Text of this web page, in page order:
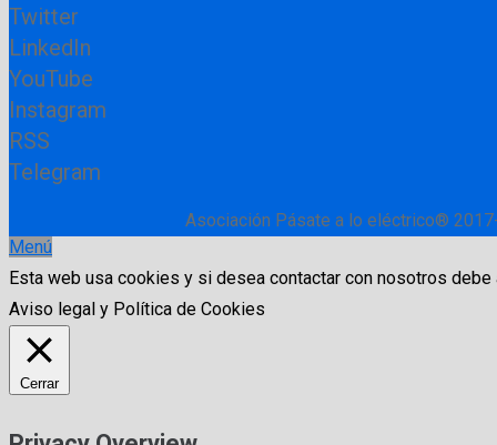
Twitter
LinkedIn
YouTube
Instagram
RSS
Telegram
Asociación Pásate a lo eléctrico®
Menú
Esta web usa cookies y si desea contactar con nosotros
Aviso legal y Política de Cookies
Cerrar